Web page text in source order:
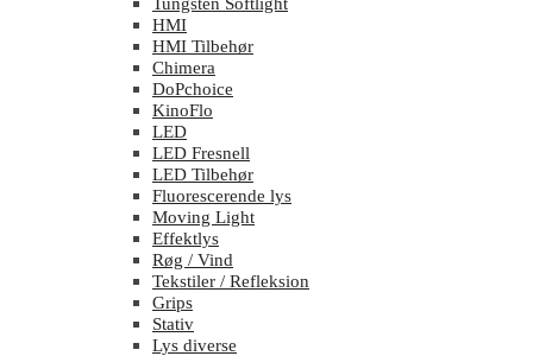
HMI
HMI Tilbehør
Chimera
DoPchoice
KinoFlo
LED
LED Fresnell
LED Tilbehør
Fluorescerende lys
Moving Light
Effektlys
Røg / Vind
Tekstiler / Refleksion
Grips
Stativ
Lys diverse